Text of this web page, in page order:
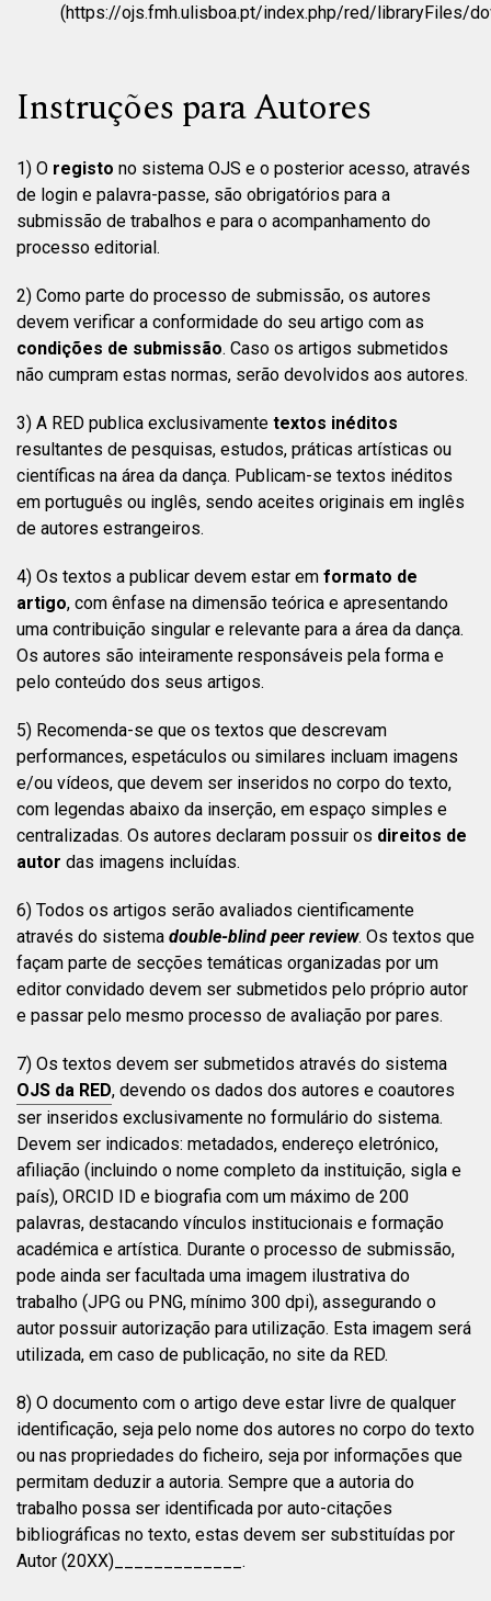
(https://ojs.fmh.ulisboa.pt/index.php/red/libraryFiles/
Instruções para Autores
1) O registo no sistema OJS e o posterior acesso, através
de login e palavra-passe, são obrigatórios para a
submissão de trabalhos e para o acompanhamento do
processo editorial.
2) Como parte do processo de submissão, os autores
devem verificar a conformidade do seu artigo com as
condições de submissão. Caso os artigos submetidos
não cumpram estas normas, serão devolvidos aos autores.
3) A RED publica exclusivamente textos inéditos
resultantes de pesquisas, estudos, práticas artísticas ou
científicas na área da dança. Publicam-se textos inéditos
em português ou inglês, sendo aceites originais em inglês
de autores estrangeiros.
4) Os textos a publicar devem estar em formato de
artigo, com ênfase na dimensão teórica e apresentando
uma contribuição singular e relevante para a área da dança.
Os autores são inteiramente responsáveis pela forma e
pelo conteúdo dos seus artigos.
5) Recomenda-se que os textos que descrevam
performances, espetáculos ou similares incluam imagens
e/ou vídeos, que devem ser inseridos no corpo do texto,
com legendas abaixo da inserção, em espaço simples e
centralizadas. Os autores declaram possuir os direitos de
autor das imagens incluídas.
6) Todos os artigos serão avaliados cientificamente
através do sistema double-blind peer review. Os textos que
façam parte de secções temáticas organizadas por um
editor convidado devem ser submetidos pelo próprio autor
e passar pelo mesmo processo de avaliação por pares.
7) Os textos devem ser submetidos através do sistema
OJS da RED, devendo os dados dos autores e coautores
ser inseridos exclusivamente no formulário do sistema.
Devem ser indicados: metadados, endereço eletrónico,
afiliação (incluindo o nome completo da instituição, sigla e
país), ORCID ID e biografia com um máximo de 200
palavras, destacando vínculos institucionais e formação
académica e artística. Durante o processo de submissão,
pode ainda ser facultada uma imagem ilustrativa do
trabalho (JPG ou PNG, mínimo 300 dpi), assegurando o
autor possuir autorização para utilização. Esta imagem será
utilizada, em caso de publicação, no site da RED.
8) O documento com o artigo deve estar livre de qualquer
identificação, seja pelo nome dos autores no corpo do texto
ou nas propriedades do ficheiro, seja por informações que
permitam deduzir a autoria. Sempre que a autoria do
trabalho possa ser identificada por auto-citações
bibliográficas no texto, estas devem ser substituídas por
Autor (20XX)_____________.